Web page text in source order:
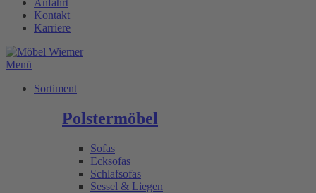
Anfahrt
Kontakt
Karriere
Menü
Sortiment
Polstermöbel
Sofas
Ecksofas
Schlafsofas
Sessel & Liegen